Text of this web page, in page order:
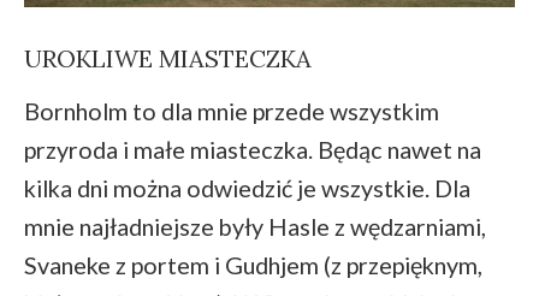
UROKLIWE MIASTECZKA
Bornholm to dla mnie przede wszystkim
przyroda i małe miasteczka. Będąc nawet na
kilka dni można odwiedzić je wszystkie. Dla
mnie najładniejsze były Hasle z wędzarniami,
Svaneke z portem i Gudhjem (z przepięknym,